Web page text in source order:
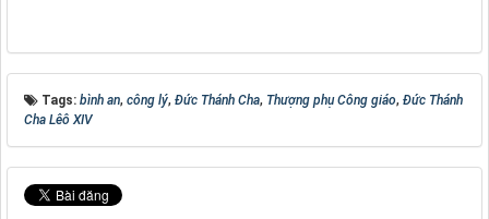
Tags: bình an, công lý, Đức Thánh Cha, Thượng phụ Công giáo, Đức Thánh
Cha Lêô XIV